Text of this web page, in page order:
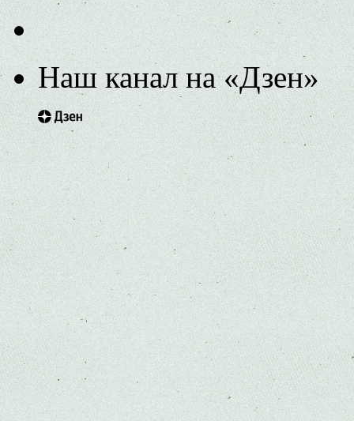
Наш канал на «Дзен»